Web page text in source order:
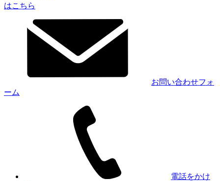
はこちら
お問い合わせフォ
ーム
電話をかけ